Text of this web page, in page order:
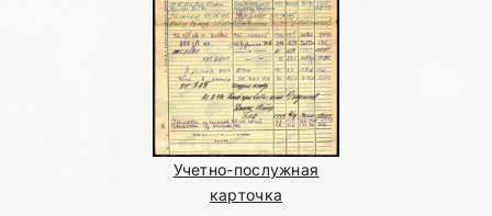
Учетно-послужная
карточка